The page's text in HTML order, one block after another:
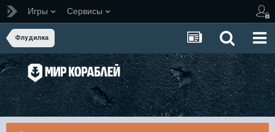
Игры Сервисы
Флудилка